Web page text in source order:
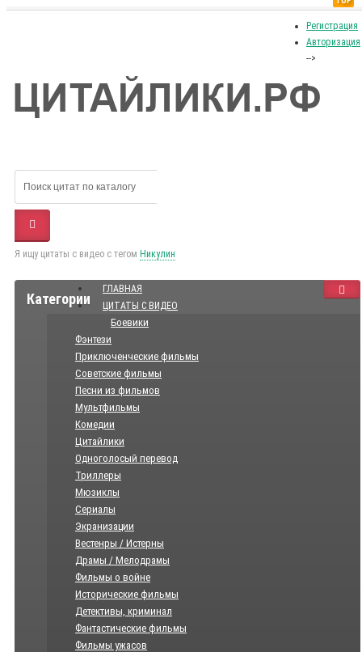
Регистрация
Авторизация
-->
Я ищу цитаты с видео с тегом Никулин
Категории
ГЛАВНАЯ
ЦИТАТЫ С ВИДЕО
Боевики
Фэнтези
Приключенческие фильмы
Советские фильмы
Песни из фильмов
Мультфильмы
Комедии
Цитайлики
Одноголосый перевод
Триллеры
Мюзиклы
Сериалы
Экранизации
Вестенры / Истерны
Драмы / Мелодрамы
Фильмы о войне
Исторические фильмы
Детективы, криминал
Фантастические фильмы
Фильмы ужасов